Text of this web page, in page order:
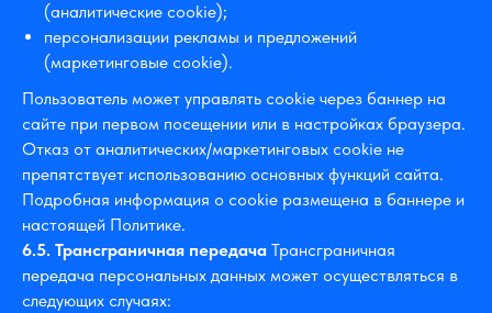
(аналитические cookie);
персонализации рекламы и предложений
(маркетинговые cookie).
Пользователь может управлять cookie через баннер на
сайте при первом посещении или в настройках браузера.
Отказ от аналитических/маркетинговых cookie не
препятствует использованию основных функций сайта.
Подробная информация о cookie размещена в баннере и
настоящей Политике.
6.5. Трансграничная передача Трансграничная
передача персональных данных может осуществляться в
следующих случаях: